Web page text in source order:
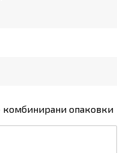
опаковки